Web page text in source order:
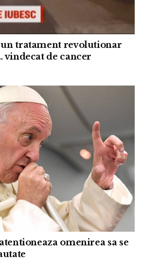
tratament revolutionar
vindecat de cancer
omenirea sa se